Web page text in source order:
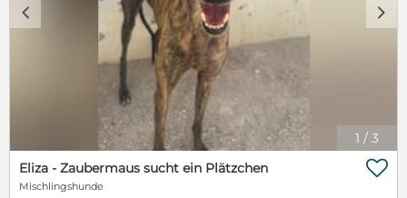
1 / 3
c d
Eliza - Zaubermaus sucht ein Plätzchen
Mischlingshunde
